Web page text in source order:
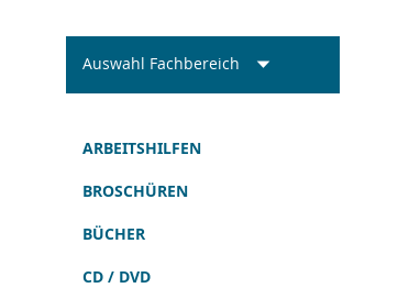
Auswahl Fachbereich
ARBEITSHILFEN
BROSCHÜREN
BÜCHER
CD / DVD